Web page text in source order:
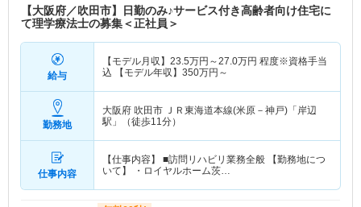
【大阪府／吹田市】日勤のみ♪サービス付き高齢者向け住宅に
て理学療法士の募集＜正社員＞
給与
【モデル月収】 23.5万円～27.0万円 程度※資格手当
込 【モデル年収】 350万円～
勤務地
大阪府 吹田市 ＪＲ東海道本線(米原－神戸)「岸辺
駅」（徒歩11分）
仕事内容
【仕事内容】 ■訪問リハビリ業務全般 【勤務地につ
いて】 ・ロイヤルホーム茨…